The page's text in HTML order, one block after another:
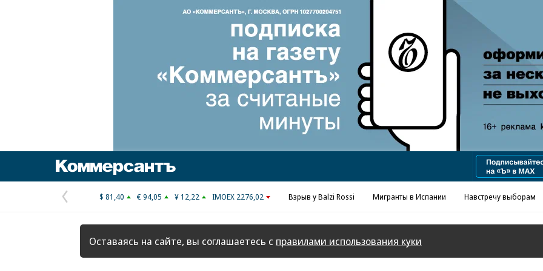
Реклама в «Ъ» www.kommersant.ru/ad
Предыдущая
страница
$ 81,40 € 94,05 ¥ 12,22 IMOEX 2276,02 Взрыв у Balzi Rossi Мигранты в Испании Навстречу выборам
Оставаясь на сайте, вы соглашаетесь с правилами использования куки